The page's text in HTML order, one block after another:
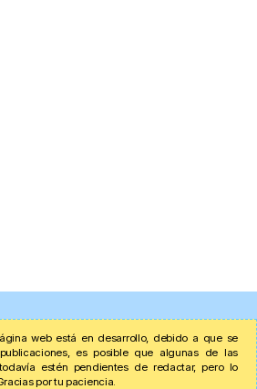
web está en desarrollo, debido a que se
es posible que algunas de las
estén pendientes de redactar, pero lo
por tu paciencia.